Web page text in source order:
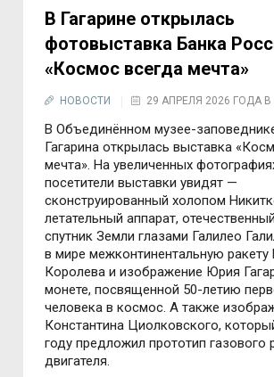
В Гагарине открылась
фотовыставка Банка
«Космос всегда мечта»
НОВОСТИ 29 АПРЕЛЯ 2026 ГОДА В
В Объединённом музее-
Гагарина открылась выставка
мечта». На увеличенных
посетители выставки увидят —
сконструированный холопом
летательный аппарат,
спутник Земли глазами Галилео
в мире межконтинентальную ракету
Королева и изображение Юрия
монете, посвященной 50-летию
человека в космос. А также
Константина Циолковского,
году предложил прототип газового
двигателя.